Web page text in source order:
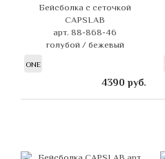
Бейсболка с сеточкой
CAPSLAB
арт. 88-868-46
голубой / бежевый
ONE
4390 руб.